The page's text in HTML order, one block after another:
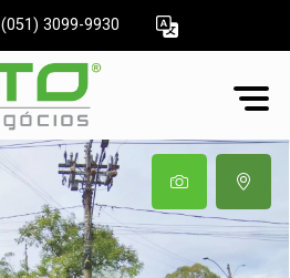
(051) 3099-9930